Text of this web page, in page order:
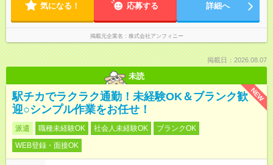
気になる！ 応募する 詳細へ
掲載元企業名 株式会社アンフィニー
掲載日：2026.08.07
未読
NEW
駅チカでラクラク通勤！未経験OK＆ブランク歓
迎○シンプル作業をお任せ！
派遣 職種未経験OK 社会人未経験OK
ブランクOK
WEB登録・面接OK